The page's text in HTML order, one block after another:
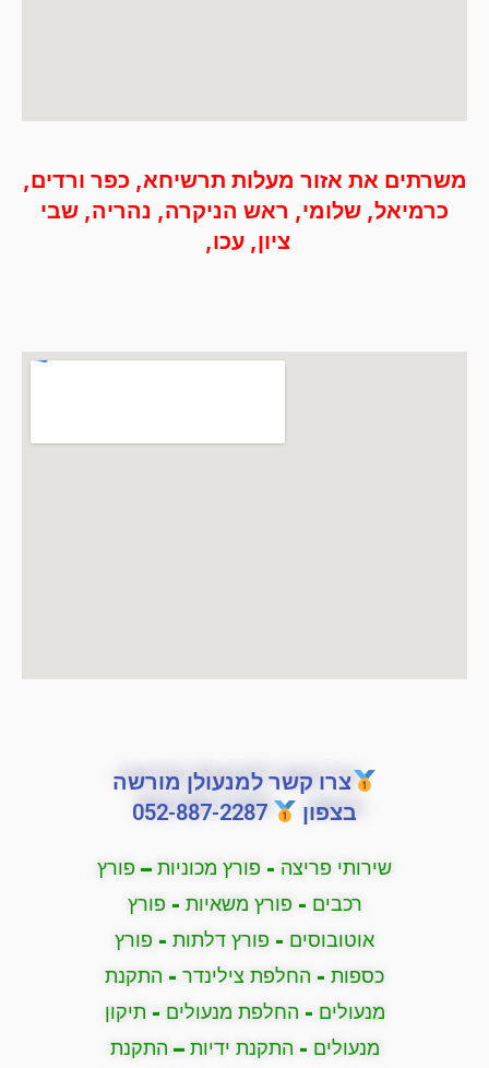
משרתים את אזור מעלות תרשיחא, כפר ורדים,
כרמיאל, שלומי, ראש הניקרה, נהריה, שבי
ציון, עכו, ‭
צרו קשר למנעולן מורשה
בצפון
052-887-2287
שירותי פריצה - פורץ מכוניות – פורץ
רכבים - פורץ משאיות - פורץ
אוטובוסים - פורץ דלתות - פורץ
כספות - החלפת צילינדר - התקנת
מנעולים - החלפת מנעולים - תיקון
מנעולים - התקנת ידיות – התקנת